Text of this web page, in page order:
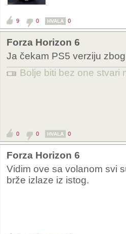
9 0 HVALA 0
Forza Horizon 6
Ja čekam PS5 verziju
Bolje biti bez one stvari
0 0 HVALA 0
Forza Horizon 6
Vidim ove sa volanom svi
brže izlaze iz istog.